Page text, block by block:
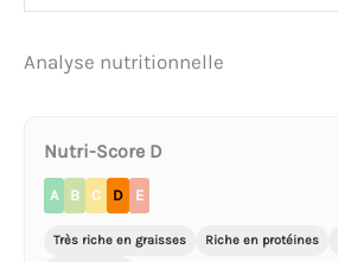
Analyse nutritionnelle
Nutri-Score D
A B C D E
Très riche en graisses Riche en protéines